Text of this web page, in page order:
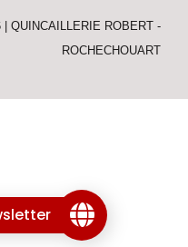
QUINCAILLERIE ROBERT -
ROCHECHOUART